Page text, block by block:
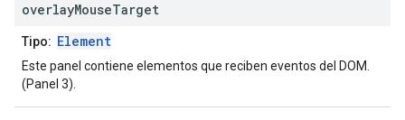
overlayMouseTarget
Tipo: Element
Este panel contiene elementos que reciben eventos del DOM.
(Panel 3).